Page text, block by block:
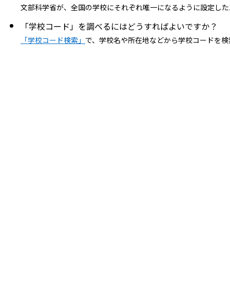
文部科学省が、全国の学校にそれぞれ唯一になるように設定し
「学校コード」を調べるにはどうすればよいですか？
「学校コード検索」 で、学校名や所在地などから学校コードを